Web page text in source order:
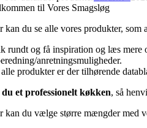
til Vores Smagsløg
kan du se alle vores produkter, som
rundt og få inspiration og læs mere
anretningsmuligheder.
produkter er der tilhørende
et professionelt køkken, så
kan du vælge større mængder med